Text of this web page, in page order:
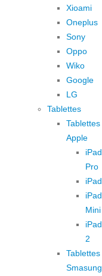
Xioami
Oneplus
Sony
Oppo
Wiko
Google
LG
Tablettes
Tablettes
Apple
iPad
Pro
iPad
iPad
Mini
iPad
2
Tablettes
Smasung